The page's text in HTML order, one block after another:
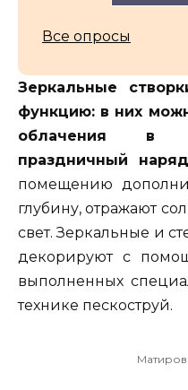
Все опросы
Зеркальные
функцию: в них
облачения в
праздничный
помещению
глубину, отражают
свет. Зеркальные и
декорируют с
выполненных
технике пескоструй.